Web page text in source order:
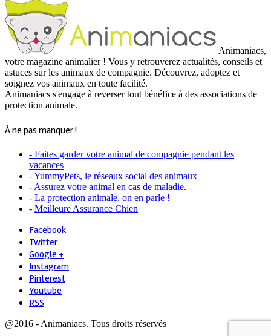
Animaniacs,
votre magazine animalier ! Vous y retrouverez actualités, conseils et
astuces sur les animaux de compagnie. Découvrez, adoptez et
soignez vos animaux en toute facilité.
Animaniacs s'engage à reverser tout bénéfice à des associations de
protection animale.
À ne pas manquer !
- Faites garder votre animal de compagnie pendant les
vacances
- YummyPets, le réseaux social des animaux
- Assurez votre animal en cas de maladie.
- La protection animale, on en parle !
- Meilleure Assurance Chien
Facebook
Twitter
Google +
Instagram
Pinterest
Youtube
RSS
@2016 - Animaniacs. Tous droits réservés